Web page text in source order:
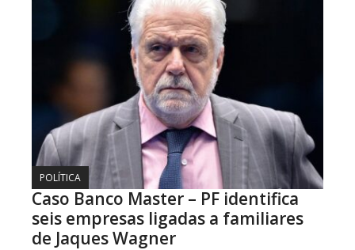
POLÍTICA
Caso Banco Master – PF identifica
seis empresas ligadas a familiares
de Jaques Wagner